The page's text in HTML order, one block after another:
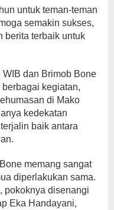
untuk teman-teman
semakin sukses,
berita terbaik untuk
dan Brimob Bone
kegiatan,
di Mako
kedekatan
baik antara
memang sangat
diperlakukan sama.
pokoknya disenangi
Eka Handayani,